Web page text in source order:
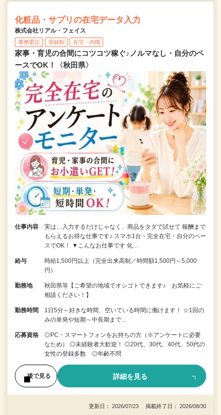
化粧品・サプリの在宅データ入力
株式会社リアル・フェイス
業務委託 登録制 在宅・内職
家事・育児の合間にコツコツ稼ぐ♪ノルマなし・自分のペ
ースでOK！〈秋田県〉
仕事内容
実は…入力するだけじゃなく、商品をタダで試せて 報酬まで
もらえるお得な仕事です♪ スマホ1台・完全在宅・自分のペー
スでOK！ ▼こんなお仕事です 化…
給与
時給1,500円以上（完全出来高制／時間額1,500円～5,000
円）
勤務地
秋田県等【ご希望の地域でオシゴトできます♪ お気軽にご
相談ください！】
勤務時間
1日5分～好きな時間、空いている時間に働けます！ ☆1回の
みの単発や短期～中長期まで…
応募資格
◎PC・スマートフォンをお持ちの方（※アンケートに必要
なため） ◎未経験者大歓迎！ ◎20代、30代、40代、50代の
女性の登録多数 ◎年齢不問
後で見る 詳細を見る
更新日： 2026/07/23 掲載終了日： 2026/08/30